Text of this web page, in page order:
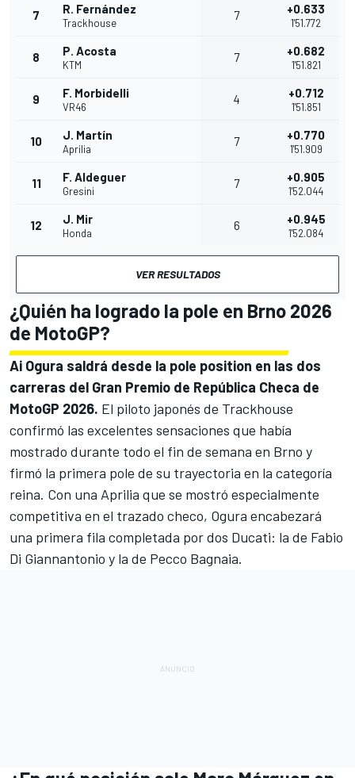
7 R. Fernández
Trackhouse
7 +0.633
1'51.772
8 P. Acosta
KTM
7 +0.682
1'51.821
9 F. Morbidelli
VR46
4 +0.712
1'51.851
10 J. Martín
Aprilia
7 +0.770
1'51.909
11 F. Aldeguer
Gresini
7 +0.905
1'52.044
12 J. Mir
Honda
6 +0.945
1'52.084
VER RESULTADOS
¿Quién ha logrado la pole en Brno 2026
de MotoGP?
Ai Ogura saldrá desde la pole position en las dos
carreras del Gran Premio de República Checa de
MotoGP 2026. El piloto japonés de Trackhouse
confirmó las excelentes sensaciones que había
mostrado durante todo el fin de semana en Brno y
firmó la primera pole de su trayectoria en la categoría
reina. Con una Aprilia que se mostró especialmente
competitiva en el trazado checo, Ogura encabezará
una primera fila completada por dos Ducati: la de Fabio
Di Giannantonio y la de Pecco Bagnaia.